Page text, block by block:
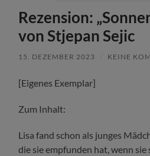
Rezension:
von Stjepan Sejic
15. DEZEMBER 2023 KEINE
[Eigenes Exemplar]
Zum Inhalt:
Lisa fand schon als junges
die sie empfunden hat, wenn